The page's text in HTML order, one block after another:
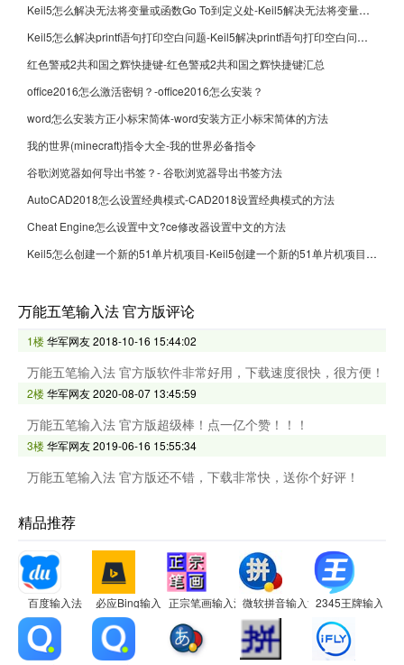
Keil5怎么解决无法将变量或函数Go To到定义处-Keil5解决无法将变量或函数Go To到定义处的方法
Keil5怎么解决printf语句打印空白问题-Keil5解决printf语句打印空白问题的方法
红色警戒2共和国之辉快捷键-红色警戒2共和国之辉快捷键汇总
office2016怎么激活密钥？-office2016怎么安装？
word怎么安装方正小标宋简体-word安装方正小标宋简体的方法
我的世界(minecraft)指令大全-我的世界必备指令
谷歌浏览器如何导出书签？- 谷歌浏览器导出书签方法
AutoCAD2018怎么设置经典模式-CAD2018设置经典模式的方法
Cheat Engine怎么设置中文?ce修改器设置中文的方法
Keil5怎么创建一个新的51单片机项目-Keil5创建一个新的51单片机项目的方法
万能五笔输入法 官方版评论
1楼华军网友2018-10-16 15:44:02
万能五笔输入法 官方版软件非常好用，下载速度很快，很方便！
2楼华军网友2020-08-07 13:45:59
万能五笔输入法 官方版超级棒！点一亿个赞！！！
3楼华军网友2019-06-16 15:55:34
万能五笔输入法 官方版还不错，下载非常快，送你个好评！
精品推荐
百度输入法 必应Bing输入法正宗笔画输入法微软拼音输入法2345王牌输入法